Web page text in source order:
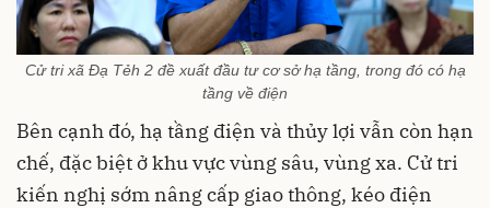
Cử tri xã Đạ Tẻh 2 đề xuất đầu tư cơ sở hạ tầng, trong đó có hạ
tầng về điện
Bên cạnh đó, hạ tầng điện và thủy lợi vẫn còn hạn
chế, đặc biệt ở khu vực vùng sâu, vùng xa. Cử tri
kiến nghị sớm nâng cấp giao thông, kéo điện